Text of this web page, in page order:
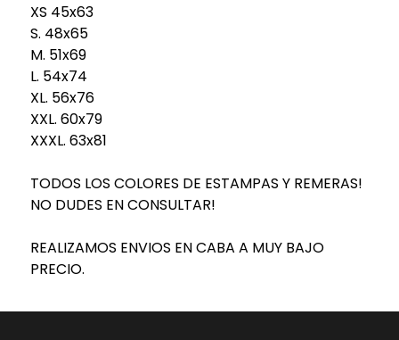
XS 45x63
S. 48x65
M. 51x69
L. 54x74
XL. 56x76
XXL. 60x79
XXXL. 63x81
TODOS LOS COLORES DE ESTAMPAS Y REMERAS!
NO DUDES EN CONSULTAR!
REALIZAMOS ENVIOS EN CABA A MUY BAJO
PRECIO.